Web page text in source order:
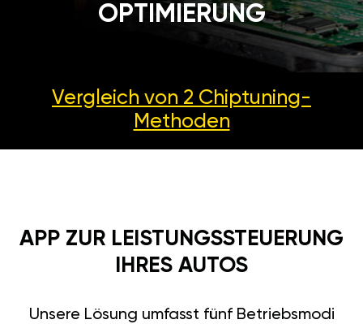
OPTIMIERUNG
Vergleich von 2 Chiptuning-
Methoden
APP ZUR LEISTUNGSSTEUERUNG
IHRES AUTOS
Unsere Lösung umfasst fünf Betriebsmodi